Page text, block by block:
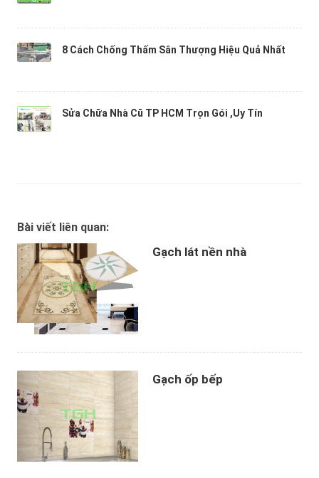
8 Cách Chống Thấm Sân Thượng Hiệu Quả Nhất
Sửa Chữa Nhà Cũ TP HCM Trọn Gói ,Uy Tín
Bài viết liên quan:
Gạch lát nền nhà
Gạch ốp bếp